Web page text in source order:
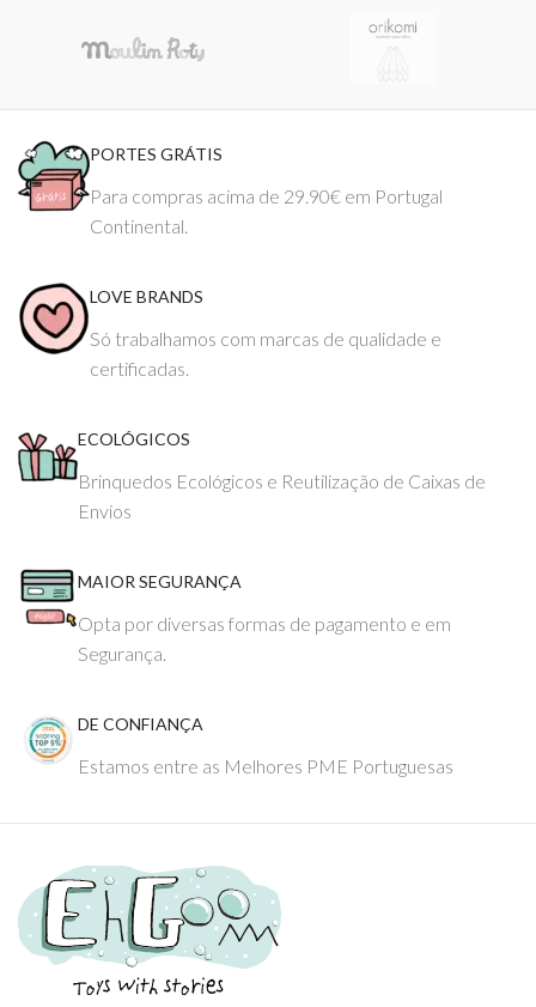
PORTES GRÁTIS
Para compras acima de 29.90€ em Portugal
Continental.
LOVE BRANDS
Só trabalhamos com marcas de qualidade e
certificadas.
ECOLÓGICOS
Brinquedos Ecológicos e Reutilização de Caixas de
Envios
MAIOR SEGURANÇA
Opta por diversas formas de pagamento e em
Segurança.
DE CONFIANÇA
Estamos entre as Melhores PME Portuguesas